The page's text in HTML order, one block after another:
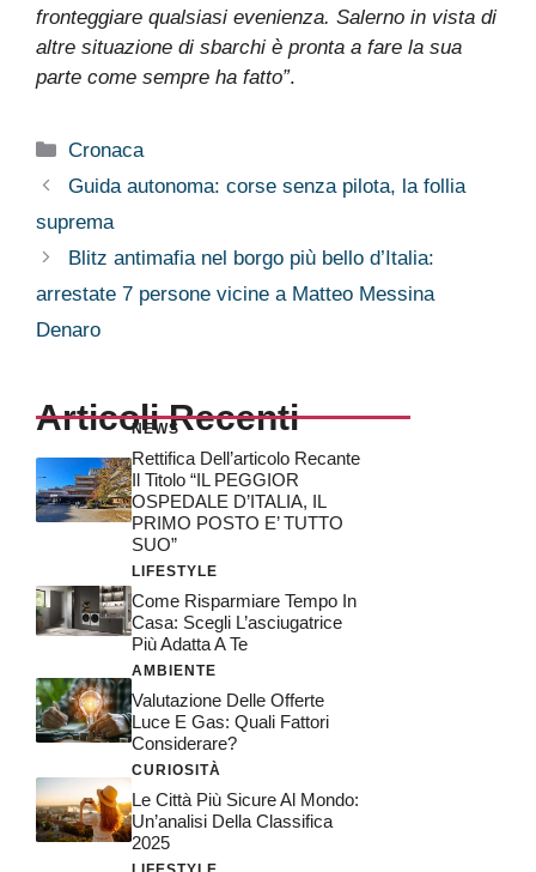
fronteggiare qualsiasi evenienza. Salerno in vista di
altre situazione di sbarchi è pronta a fare la sua
parte come sempre ha fatto”.
Categorie
Cronaca
Guida autonoma: corse senza pilota, la follia
suprema
Blitz antimafia nel borgo più bello d’Italia:
arrestate 7 persone vicine a Matteo Messina
Denaro
Articoli Recenti
NEWS
Rettifica Dell’articolo Recante
Il Titolo “IL PEGGIOR
OSPEDALE D’ITALIA, IL
PRIMO POSTO E’ TUTTO
SUO”
LIFESTYLE
Come Risparmiare Tempo In
Casa: Scegli L’asciugatrice
Più Adatta A Te
AMBIENTE
Valutazione Delle Offerte
Luce E Gas: Quali Fattori
Considerare?
CURIOSITÀ
Le Città Più Sicure Al Mondo:
Un’analisi Della Classifica
2025